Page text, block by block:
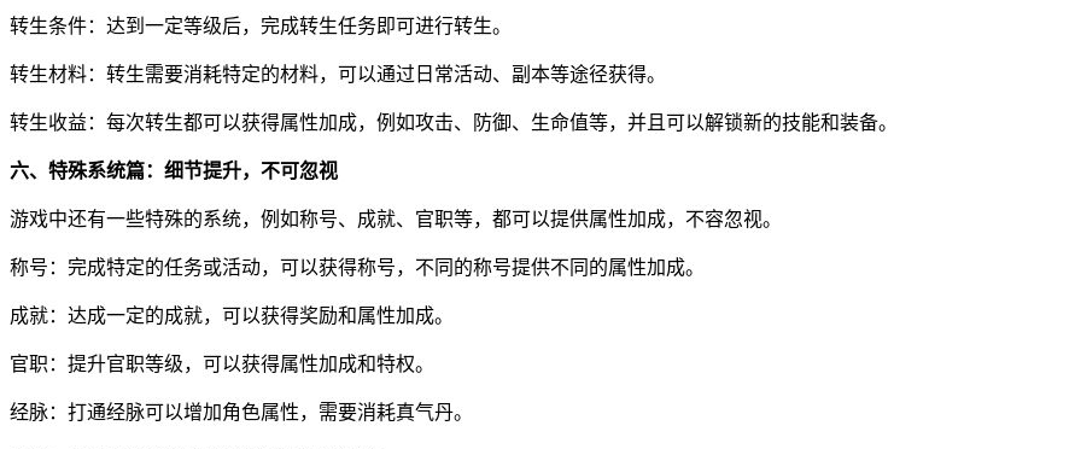
转生条件：达到一定等级后，完成转生任务即可进行转生。
转生材料：转生需要消耗特定的材料，可以通过日常活动、副本等途径获得。
转生收益：每次转生都可以获得属性加成，例如攻击、防御、生命值等，并且可以解锁新的技能和装备。
六、特殊系统篇：细节提升，不可忽视
游戏中还有一些特殊的系统，例如称号、成就、官职等，都可以提供属性加成，不容忽视。
称号：完成特定的任务或活动，可以获得称号，不同的称号提供不同的属性加成。
成就：达成一定的成就，可以获得奖励和属性加成。
官职：提升官职等级，可以获得属性加成和特权。
经脉：打通经脉可以增加角色属性，需要消耗真气丹。